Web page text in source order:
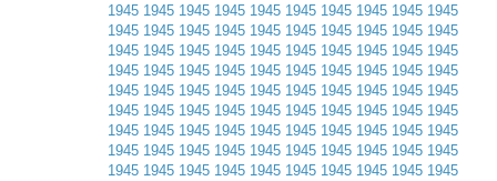
1945 1945 1945 1945 1945 1945 1945 1945 1945 1945
1945 1945 1945 1945 1945 1945 1945 1945 1945 1945
1945 1945 1945 1945 1945 1945 1945 1945 1945 1945
1945 1945 1945 1945 1945 1945 1945 1945 1945 1945
1945 1945 1945 1945 1945 1945 1945 1945 1945 1945
1945 1945 1945 1945 1945 1945 1945 1945 1945 1945
1945 1945 1945 1945 1945 1945 1945 1945 1945 1945
1945 1945 1945 1945 1945 1945 1945 1945 1945 1945
1945 1945 1945 1945 1945 1945 1945 1945 1945 1945